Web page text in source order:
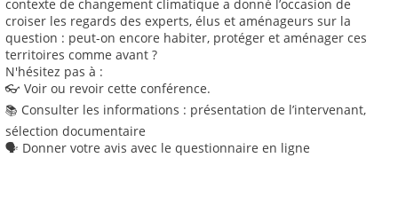
contexte de changement climatique a donné l’occasion de
croiser les regards des experts, élus et aménageurs sur la
question : peut-on encore habiter, protéger et aménager ces
territoires comme avant ?
N'hésitez pas à :
👓 Voir ou revoir cette conférence.
📚 Consulter les informations : présentation de l’intervenant,
sélection documentaire
🗣️ Donner votre avis avec le questionnaire en ligne